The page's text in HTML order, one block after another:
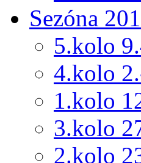
Sezóna
5.kolo
4.kolo
1.kolo
3.kolo
2.kolo